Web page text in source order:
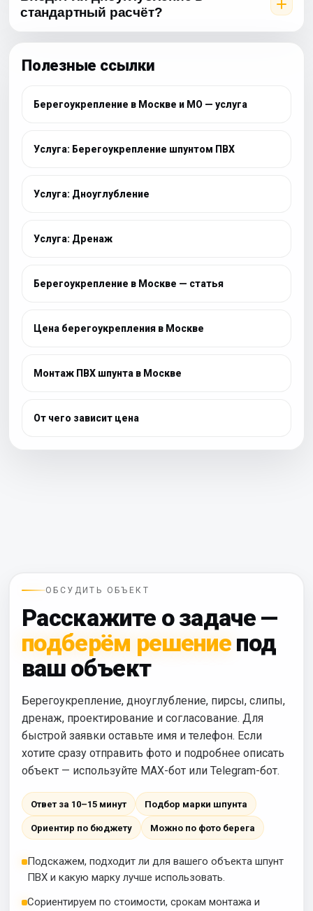
стандартный расчёт?
Полезные ссылки
Берегоукрепление в Москве и МО — услуга
Услуга: Берегоукрепление шпунтом ПВХ
Услуга: Дноуглубление
Услуга: Дренаж
Берегоукрепление в Москве — статья
Цена берегоукрепления в Москве
Монтаж ПВХ шпунта в Москве
От чего зависит цена
ОБСУДИТЬ ОБЪЕКТ
Расскажите о задаче —
подберём решение под
ваш объект
Берегоукрепление, дноуглубление, пирсы, слипы,
дренаж, проектирование и согласование. Для
быстрой заявки оставьте имя и телефон. Если
хотите сразу отправить фото и подробнее описать
объект — используйте MAX-бот или Telegram-бот.
Ответ за 10–15 минут Подбор марки шпунта
Ориентир по бюджету Можно по фото берега
Подскажем, подходит ли для вашего объекта шпунт
ПВХ и какую марку лучше использовать.
Сориентируем по стоимости, срокам монтажа и